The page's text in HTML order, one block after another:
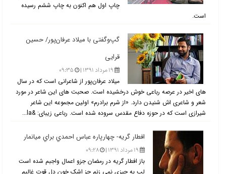
چاپ اول هم اکنون به چاپ ششم رسیده
است.
گپ‌وگفتی با میلاد عرفان‌پور/ حسین
قرایی
۱۹ مرداد ۱۳۹۱ | ۰۹:۳۵
میلاد عرفان‌پور از شاعرانی است که در سال
های اخیر در عرصه رباعی خوش درخشیده است. صحبت های این شاعر در مورد
شعر و شاعری اش شنیدن دارد. «از شرم برادرم» اولین مجموعه این شاعر
شیرازی است که در حوزه دفاع مقدس سروده شده است. رباعی زیبای: &la...
افطار گریه- چهارپاره عباس احمدي براي ميانمار
۱۹ مرداد ۱۳۹۱ | ۰۹:۲۸
باز افطار گریه در رمضان جزو اعمال واجبم شده است
لب به چیزی نمی زنم جز اشک خون دل قوت غالبم